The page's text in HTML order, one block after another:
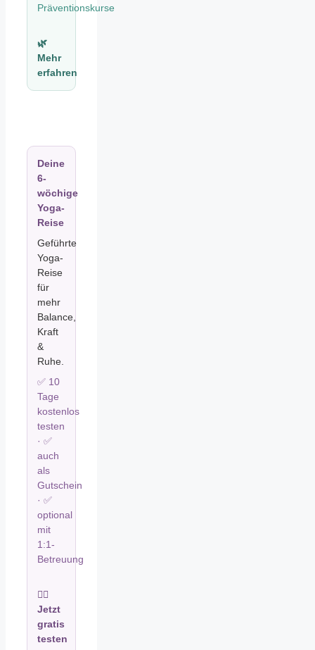
Präventionskurse
🌿
Mehr
erfahren
Deine
6-
wöchige
Yoga-
Reise
Geführte
Yoga-
Reise
für
mehr
Balance,
Kraft
&
Ruhe.
✅ 10
Tage
kostenlos
testen
· ✅
auch
als
Gutschein
· ✅
optional
mit
1:1-
Betreuung
🧘‍♀️
Jetzt
gratis
testen